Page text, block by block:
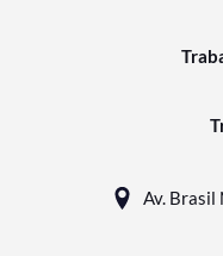
Av. Brasil